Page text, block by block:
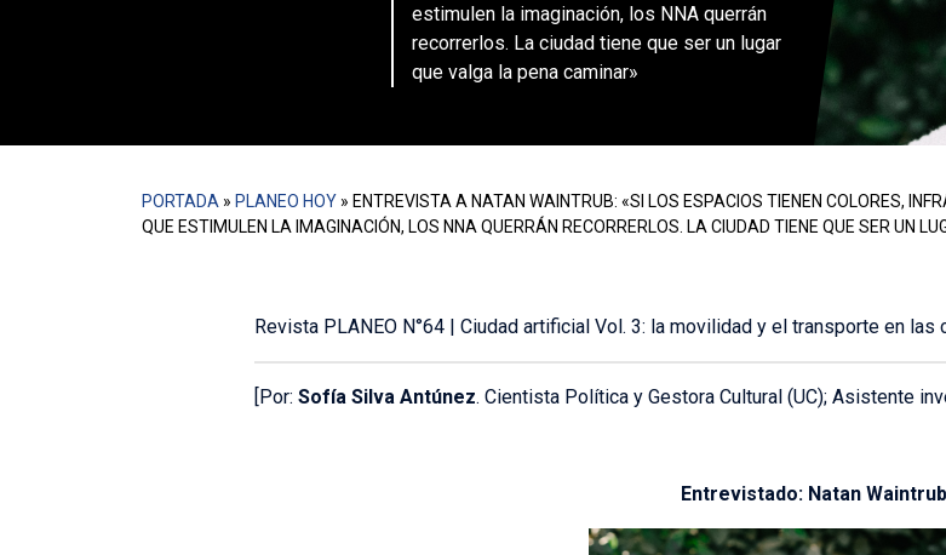
estimulen la imaginación, los NNA querrán
recorrerlos. La ciudad tiene que ser un lugar
que valga la pena caminar»
PORTADA » PLANEO HOY » ENTREVISTA A NATAN WAINTRUB: «SI LOS ESPACIOS TIENEN COLORES,
QUE ESTIMULEN LA IMAGINACIÓN, LOS NNA QUERRÁN RECORRERLOS. LA CIUDAD TIENE QUE SER UN
Revista PLANEO N°64 | Ciudad artificial Vol. 3: la movilidady el transporte enlas
[Por: Sofía Silva Antúnez. Cientista Política y Gestora Cultural (UC); Asistente
Entrevistado: Natan Waintrub